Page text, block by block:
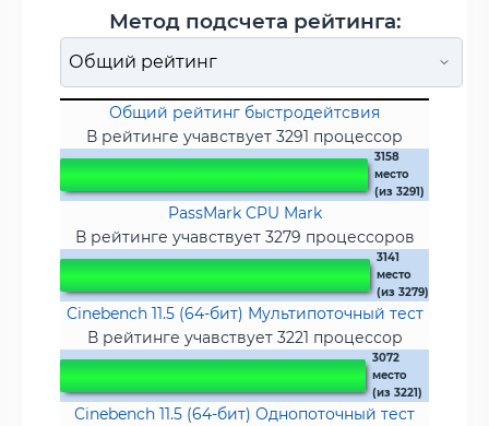
Метод подсчета рейтинга:
Общий рейтинг быстродейтсвия
В рейтинге учавствует 3291 процессор
3158
место
(из 3291)
PassMark CPU Mark
В рейтинге учавствует 3279 процессоров
3141
место
(из 3279)
Cinebench 11.5 (64-бит) Мультипоточный тест
В рейтинге учавствует 3221 процессор
3072
место
(из 3221)
Cinebench 11.5 (64-бит) Однопоточный тест